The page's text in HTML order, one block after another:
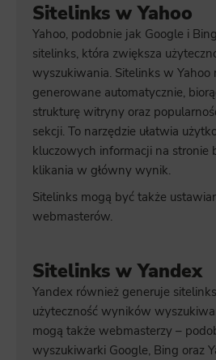
Sitelinks w Yahoo
Yahoo, podobnie jak Google i
sitelinks, która zwiększa
wyszukiwania. Sitelinks w Yahoo
generowane automatycznie,
strukturę witryny oraz
sekcji. To narzędzie ułatwia
kluczowych informacji na stronie
klikania w główny wynik.
Sitelinks mogą być także
webmasterów.
Sitelinks w Yandex
Yandex również generuje
użyteczność wyników
mogą także webmasterzy –
wyszukiwarki Google, Bing oraz